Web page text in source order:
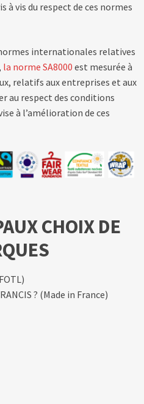
à vis du respect de ces normes
internationales relatives
la norme SA8000 est mesurée à
relatifs aux entreprises et aux
au respect des conditions
à l’amélioration de ces
CHOIX DE
? (Made in France)